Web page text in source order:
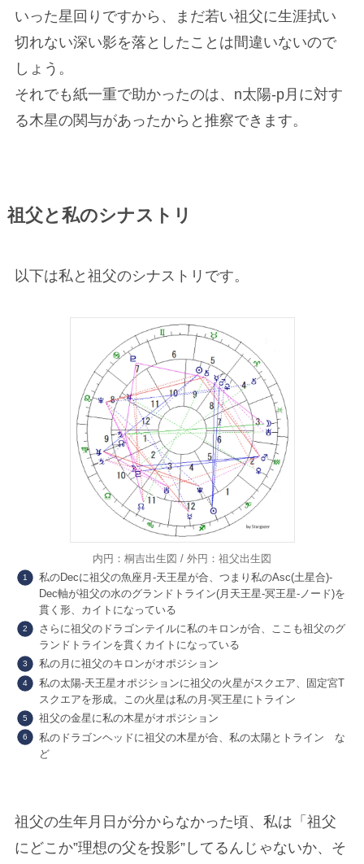
いった星回りですから、まだ若い祖父に生涯拭い
切れない深い影を落としたことは間違いないので
しょう。
それでも紙一重で助かったのは、n太陽-p月に対す
る木星の関与があったからと推察できます。
祖父と私のシナストリ
以下は私と祖父のシナストリです。
内円：桐吉出生図 / 外円：祖父出生図
私のDecに祖父の魚座月-天王星が合、つまり私のAsc(土星合)-
Dec軸が祖父の水のグランドトライン(月天王星-冥王星-ノード)を
貫く形、カイトになっている
さらに祖父のドラゴンテイルに私のキロンが合、ここも祖父のグ
ランドトラインを貫くカイトになっている
私の月に祖父のキロンがオポジション
私の太陽-天王星オポジションに祖父の火星がスクエア、固定宮T
スクエアを形成。この火星は私の月-冥王星にトライン
祖父の金星に私の木星がオポジション
私のドラゴンヘッドに祖父の木星が合、私の太陽とトライン な
ど
祖父の生年月日が分からなかった頃、私は「祖父
にどこか”理想の父を投影”してるんじゃないか、そ